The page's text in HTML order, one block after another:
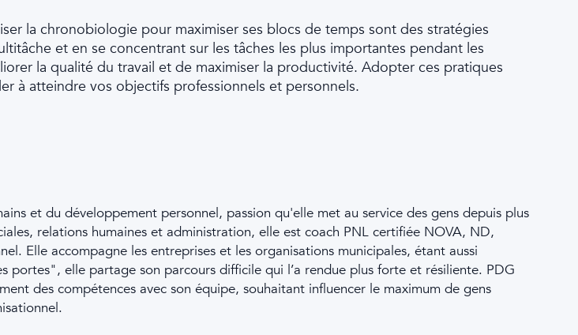
la chronobiologie pour maximiser ses blocs de temps sont des stratégies
et en se concentrant sur les tâches les plus importantes pendant les
la qualité du travail et de maximiser la productivité. Adopter ces pratiques
à atteindre vos objectifs professionnels et personnels.
et du développement personnel, passion qu'elle met au service des gens depuis plus
relations humaines et administration, elle est coach PNL certifiée NOVA, ND,
Elle accompagne les entreprises et les organisations municipales, étant aussi
portes", elle partage son parcours difficile qui l’a rendue plus forte et résiliente. PDG
des compétences avec son équipe, souhaitant influencer le maximum de gens